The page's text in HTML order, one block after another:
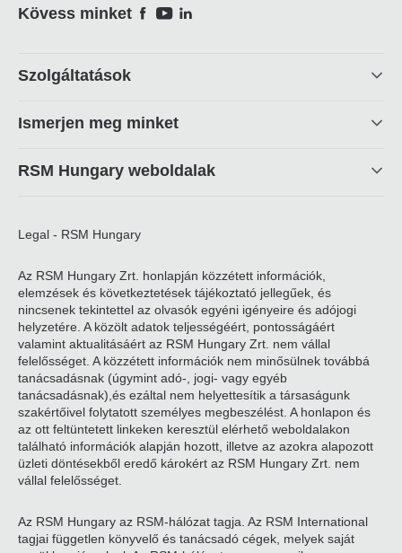
Social
Kövess minket
Footer
Szolgáltatások
Ismerjen meg minket
RSM Hungary weboldalak
Legal - RSM Hungary
Az RSM Hungary Zrt. honlapján közzétett információk,
elemzések és következtetések tájékoztató jellegűek, és
nincsenek tekintettel az olvasók egyéni igényeire és adójogi
helyzetére. A közölt adatok teljességéért, pontosságáért
valamint aktualitásáért az RSM Hungary Zrt. nem vállal
felelősséget. A közzétett információk nem minősülnek továbbá
tanácsadásnak (úgymint adó-, jogi- vagy egyéb
tanácsadásnak),és ezáltal nem helyettesítik a társaságunk
szakértőivel folytatott személyes megbeszélést. A honlapon és
az ott feltüntetett linkeken keresztül elérhető weboldalakon
található információk alapján hozott, illetve az azokra alapozott
üzleti döntésekből eredő károkért az RSM Hungary Zrt. nem
vállal felelősséget.
Az RSM Hungary az RSM-hálózat tagja. Az RSM International
tagjai független könyvelő és tanácsadó cégek, melyek saját